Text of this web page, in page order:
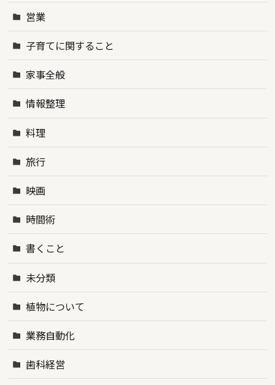
営業
子育てに関すること
家事全般
情報整理
料理
旅行
映画
時間術
書くこと
未分類
植物について
業務自動化
歯科経営